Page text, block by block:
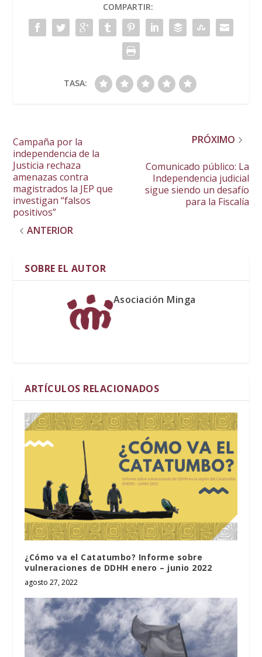
COMPARTIR:
TASA:
Campaña por la
independencia de la
Justicia rechaza
amenazas contra
magistrados la JEP que
investigan “falsos
positivos”
ANTERIOR
PRÓXIMO
Comunicado público: La
Independencia judicial
sigue siendo un desafío
para la Fiscalía
SOBRE EL AUTOR
Asociación Minga
ARTÍCULOS RELACIONADOS
¿Cómo va el Catatumbo? Informe sobre
vulneraciones de DDHH enero – junio 2022
agosto 27, 2022